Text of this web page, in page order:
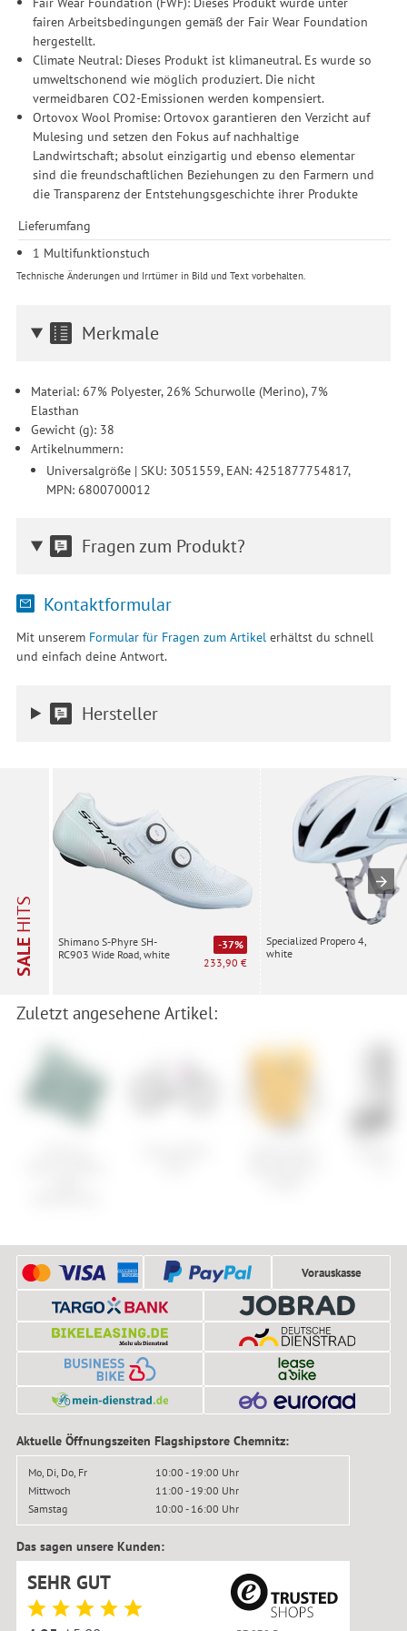
fairen Arbeitsbedingungen gemäß der Fair Wear Foundation
hergestellt.
Climate Neutral: Dieses Produkt ist klimaneutral. Es wurde so
umweltschonend wie möglich produziert. Die nicht
vermeidbaren CO2-Emissionen werden kompensiert.
Ortovox Wool Promise: Ortovox garantieren den Verzicht auf
Mulesing und setzen den Fokus auf nachhaltige
Landwirtschaft; absolut einzigartig und ebenso elementar
sind die freundschaftlichen Beziehungen zu den Farmern und
die Transparenz der Entstehungsgeschichte ihrer Produkte
Lieferumfang
1 Multifunktionstuch
Technische Änderungen und Irrtümer in Bild und Text vorbehalten.
Merkmale
Material: 67% Polyester, 26% Schurwolle (Merino), 7%
Elasthan
Gewicht (g): 38
Artikelnummern:
Universalgröße | SKU: 3051559, EAN: 4251877754817,
MPN: 6800700012
Fragen zum Produkt?
Kontaktformular
Mit unserem Formular für Fragen zum Artikelerhältst du schnell
und einfach deine Antwort.
Hersteller
SALE
HITS
Shimano S-Phyre SH-
RC903 Wide Road, white
-37%
233,90 €
Specialized Propero 4,
white
Zuletzt angesehene Artikel:
Vorauskasse
Aktuelle Öffnungszeiten Flagshipstore Chemnitz:
Mo, Di, Do, Fr
10:00 - 19:00 Uhr
Mittwoch
11:00 - 19:00 Uhr
Samstag
10:00 - 16:00 Uhr
Das sagen unsere Kunden:
SEHR GUT